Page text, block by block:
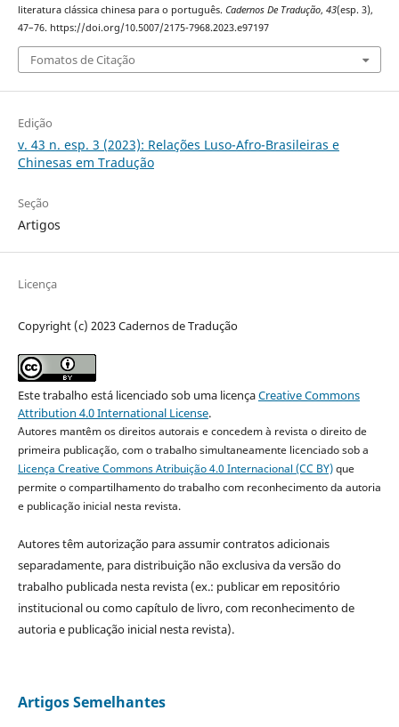
literatura clássica chinesa para o português. Cadernos De Tradução, 43(esp. 3),
47–76. https://doi.org/10.5007/2175-7968.2023.e97197
Fomatos de Citação
Edição
v. 43 n. esp. 3 (2023): Relações Luso-Afro-Brasileiras e
Chinesas em Tradução
Seção
Artigos
Licença
Copyright (c) 2023 Cadernos de Tradução
Este trabalho está licenciado sob uma licençaCreative Commons
Attribution 4.0 International License.
Autores mantêm os direitos autorais e concedem à revista o direito de
primeira publicação, com o trabalho simultaneamente licenciado sob a
Licença Creative Commons Atribuição 4.0 Internacional (CC BY)que
permite o compartilhamento do trabalho com reconhecimento da autoria
e publicação inicial nesta revista.
Autores têm autorização para assumir contratos adicionais
separadamente, para distribuição não exclusiva da versão do
trabalho publicada nesta revista (ex.: publicar em repositório
institucional ou como capítulo de livro, com reconhecimento de
autoria e publicação inicial nesta revista).
Artigos Semelhantes